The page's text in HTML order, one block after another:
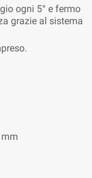
ogni 5° e fermo
grazie al sistema